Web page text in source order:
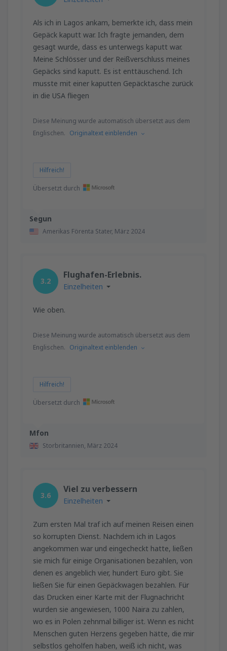
Segun
Amerikas Förenta Stater, März 2024
Als ich in Lagos ankam, bemerkte ich, dass mein
Gepäck kaputt war. Ich fragte jemanden, dem
gesagt wurde, dass es unterwegs kaputt war.
Meine Schlösser und der Reißverschluss meines
Gepäcks sind kaputt. Es ist enttäuschend. Ich
musste mit einer kaputten Gepäcktasche zurück
in die USA fliegen
Diese Meinung wurde automatisch übersetzt aus dem
Englischen. Originaltext einblenden
Hilfreich!
Übersetzt durch
Mfon
Storbritannien, März 2024
3.2
Flughafen-Erlebnis.
Einzelheiten
Wie oben.
Diese Meinung wurde automatisch übersetzt aus dem
Englischen. Originaltext einblenden
Hilfreich!
Übersetzt durch
3.6
Viel zu verbessern
Einzelheiten
Zum ersten Mal traf ich auf meinen Reisen einen
so korrupten Dienst. Nachdem ich in Lagos
angekommen war und eingecheckt hatte, ließen
sie mich für einige Organisationen bezahlen, von
denen es angeblich vier, hundert Euro gibt. Sie
ließen Sie für einen Gepäckwagen bezahlen. Für
das Drucken einer Karte mit der Flugnachricht
wurden sie angewiesen, 1000 Naira zu zahlen,
wo es in Polen zehnmal billiger ist. Wenn es nicht
Menschen guten Herzens gegeben hätte, die mir
selbstlos geholfen haben, weiß ich nicht, was